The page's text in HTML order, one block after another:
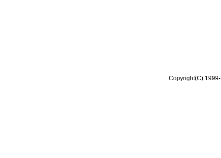
Copyright(C)